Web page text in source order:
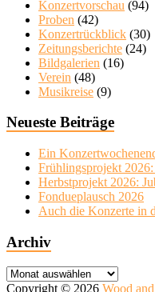
Konzertvorschau (94)
Proben (42)
Konzertrückblick (30)
Zeitungsberichte (24)
Bildgalerien (16)
Verein (48)
Musikreise (9)
Neueste Beiträge
Ein
Frühlingsprojekt
Herbstprojekt 2026:
Fondueplausch 2026
Auch die Konzerte in
Archiv
Archiv
Copyright © 2026 Wood